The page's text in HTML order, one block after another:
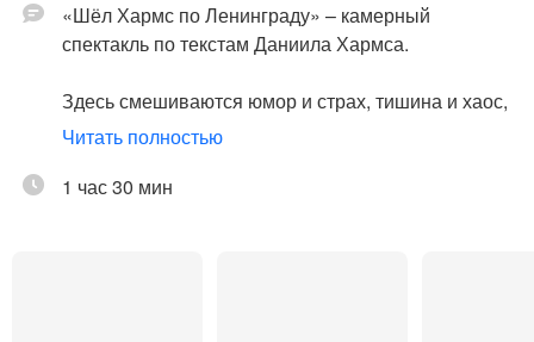
«Шёл Хармс по Ленинграду» – камерный
спектакль по текстам Даниила Хармса.
Здесь смешиваются юмор и страх, тишина и хаос,
реальность и странный сон Ленинграда 30-х
Читать полностью
1 час 30 мин